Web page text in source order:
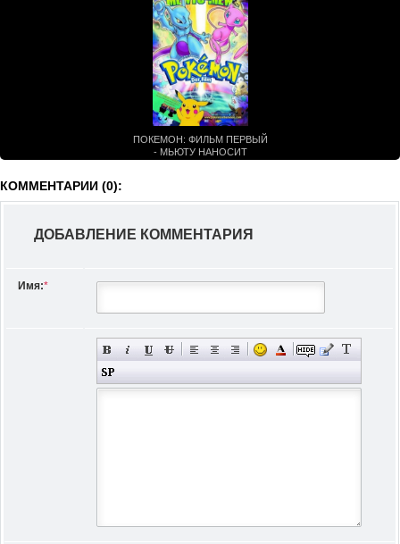
ПОКЕМОН: ФИЛЬМ ПЕРВЫЙ
- МЬЮТУ НАНОСИТ
КОММЕНТАРИИ (0):
ДОБАВЛЕНИЕ КОММЕНТАРИЯ
Имя:*